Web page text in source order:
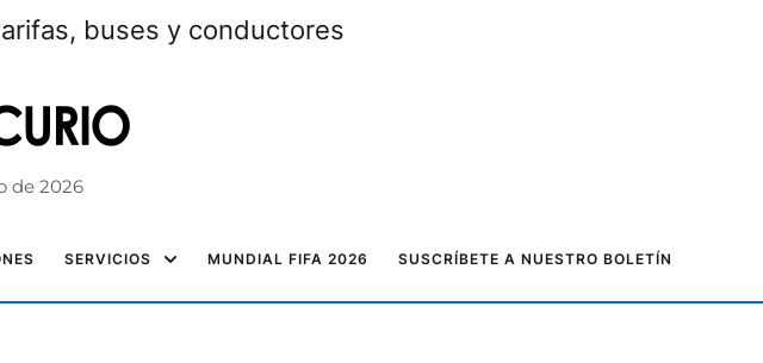
buses y conductores
de 2026
SERVICIOS MUNDIAL FIFA 2026 SUSCRÍBETE A NUESTRO BOLETÍN